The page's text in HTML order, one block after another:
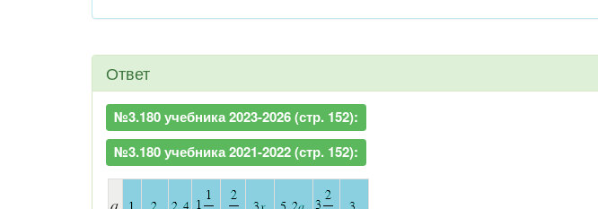
Ответ
№3.180 учебника 2023-2026 (стр. 152):
№3.180 учебника 2021-2022 (стр. 152):